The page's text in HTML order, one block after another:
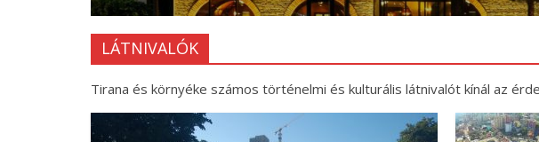
LÁTNIVALÓK
Tirana és környéke számos történelmi és kulturális látnivalót kínál az